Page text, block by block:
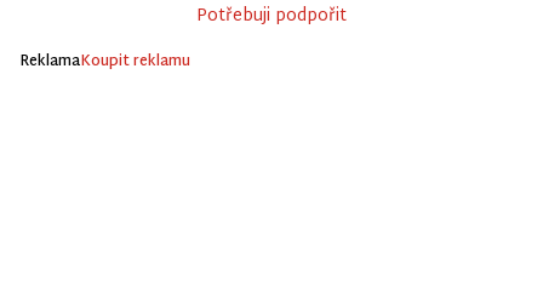
Potřebuji podpořit
ReklamaKoupit reklamu